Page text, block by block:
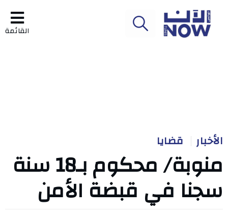
القائمة
الأخبار قضايا
منوبة/ محكوم بـ18 سنة
سجنا في قبضة الأمن